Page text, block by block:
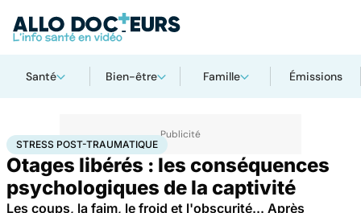
Santé Bien-être Famille Émissions
AccueilSantéStress post-traumatique
STRESS POST-TRAUMATIQUE
Otages libérés : les conséquences
psychologiques de la captivité
Les coups, la faim, le froid et l'obscurité... Après